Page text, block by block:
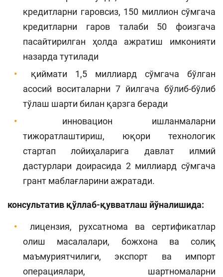
кредитларни гаровсиз, 150 миллион сўмгача
кредитларни гаров талаби 50 фоизгача
пасайтирилган ҳолда ажратиш имконияти
назарда тутилади
қиймати 1,5 миллиард сўмгача бўлган
асосий воситаларни 7 йилгача бўлиб-бўлиб
тўлаш шарти билан қарзга беради
инновацион ишланмаларни
тижоратлаштириш, юқори технологик
стартап лойиҳаларига давлат илмий
дастурлари доирасида 2 миллиард сўмгача
грант маблағларини ажратади.
консультатив қўллаб-қувватлаш йўналишида:
лицензия, рухсатнома ва сертификатлар
олиш масалалари, божхона ва солиқ
маъмуриятчилиги, экспорт ва импорт
операциялари, шартномаларни